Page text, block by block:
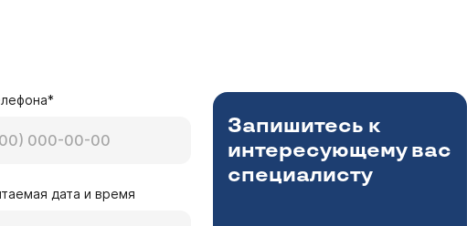
дата и время
Запишитесь к
интересующему вас
специалисту